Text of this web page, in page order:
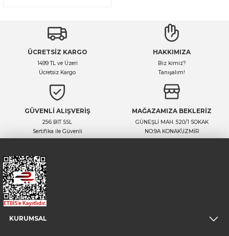
ÜCRETSİZ KARGO
1499 TL ve Üzeri
Ücretsiz Kargo
HAKKIMIZA
Biz kimiz?
Tanışalım!
GÜVENLİ ALIŞVERİŞ
256 BIT SSL
Sertifika ile Güvenli
MAĞAZAMIZA BEKLERİZ
GÜNEŞLİ MAH. 520/1 SOKAK
NO:9A KONAK\İZMİR
KURUMSAL